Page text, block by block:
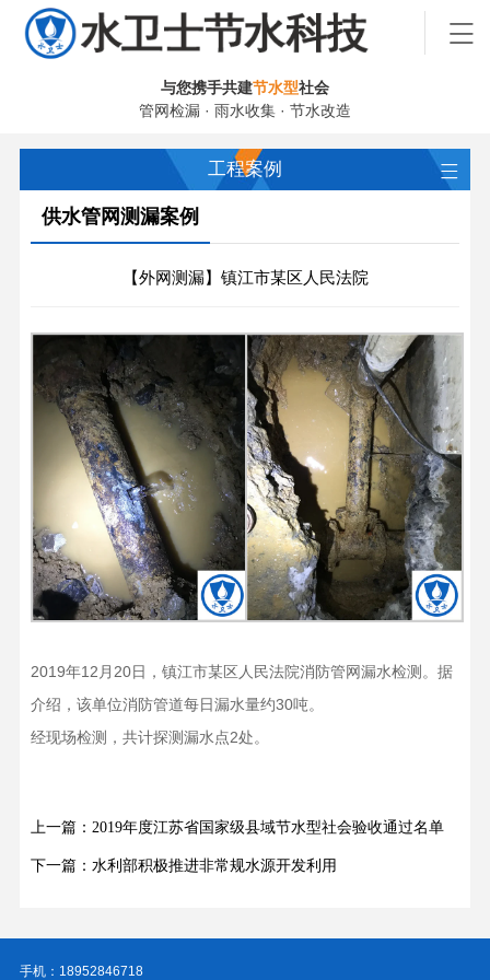
与您携手共建节水型社会
管网检漏 · 雨水收集 · 节水改造
工程案例
供水管网测漏案例
【外网测漏】镇江市某区人民法院
2019年12月20日，镇江市某区人民法院消防管网漏水检测。据
介绍，该单位消防管道每日漏水量约30吨。
经现场检测，共计探测漏水点2处。
上一篇：2019年度江苏省国家级县域节水型社会验收通过名单
下一篇：水利部积极推进非常规水源开发利用
手机：18952846718